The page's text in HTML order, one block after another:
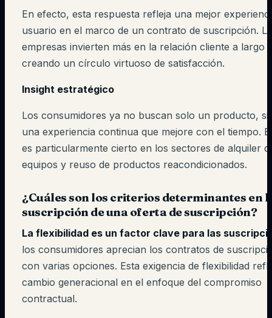
En efecto, esta respuesta refleja una mejor
usuario en el marco de un contrato de suscripción.
empresas invierten más en la relación cliente a largo
creando un círculo virtuoso de satisfacción.
Insight estratégico
Los consumidores ya no buscan solo un producto,
una experiencia continua que mejore con el tiempo.
es particularmente cierto en los sectores de alquiler
equipos y reuso de productos reacondicionados.
¿Cuáles son los criterios determinantes en
suscripción de una oferta de suscripción?
La flexibilidad es un factor clave para las
los consumidores aprecian los contratos de
con varias opciones. Esta exigencia de flexibilidad
cambio generacional en el enfoque del compromiso
contractual.